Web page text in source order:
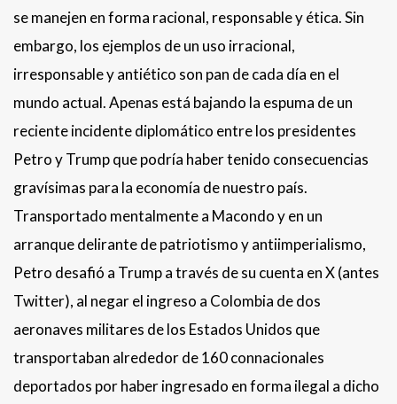
se manejen en forma racional, responsable y ética. Sin
embargo, los ejemplos de un uso irracional,
irresponsable y antiético son pan de cada día en el
mundo actual. Apenas está bajando la espuma de un
reciente incidente diplomático entre los presidentes
Petro y Trump que podría haber tenido consecuencias
gravísimas para la economía de nuestro país.
Transportado mentalmente a Macondo y en un
arranque delirante de patriotismo y antiimperialismo,
Petro desafió a Trump a través de su cuenta en X (antes
Twitter), al negar el ingreso a Colombia de dos
aeronaves militares de los Estados Unidos que
transportaban alrededor de 160 connacionales
deportados por haber ingresado en forma ilegal a dicho